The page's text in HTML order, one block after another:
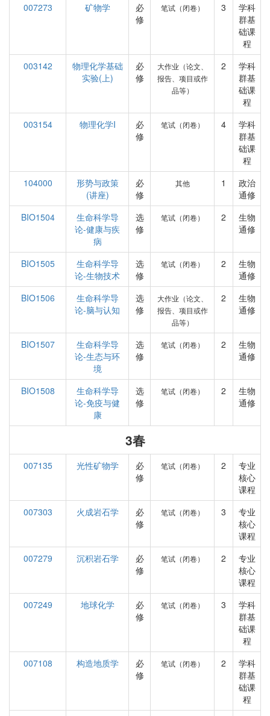
007273
矿物学
必
修
笔试（闭卷） 3
学科
群基
础课
程
003142
物理化学基础
实验(上)
必
修
大作业（论文、
报告、项目或作
品等）
2
学科
群基
础课
程
003154
物理化学I
必
修
笔试（闭卷） 4
学科
群基
础课
程
104000
形势与政策
(讲座)
必
修
其他 1
政治
通修
BIO1504
生命科学导
论-健康与疾
病
选
修
笔试（闭卷） 2
生物
通修
BIO1505
生命科学导
论-生物技术
选
修
笔试（闭卷） 2
生物
通修
BIO1506
生命科学导
论-脑与认知
选
修
大作业（论文、
报告、项目或作
品等）
2
生物
通修
BIO1507
生命科学导
论-生态与环
境
选
修
笔试（闭卷） 2
生物
通修
BIO1508
生命科学导
论-免疫与健
康
选
修
笔试（闭卷） 2
生物
通修
3春
007135 光性矿物学
必
修
笔试（闭卷） 2
专业
核心
课程
007303
火成岩石学
必
修
笔试（闭卷） 3
专业
核心
课程
007279
沉积岩石学
必
修
笔试（闭卷） 2
专业
核心
课程
007249
地球化学
必
修
笔试（闭卷） 3
学科
群基
础课
程
007108
构造地质学
必
修
笔试（闭卷） 2
学科
群基
础课
程